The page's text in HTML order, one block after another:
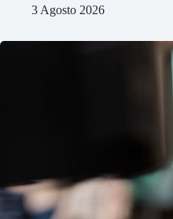
3 Agosto 2026